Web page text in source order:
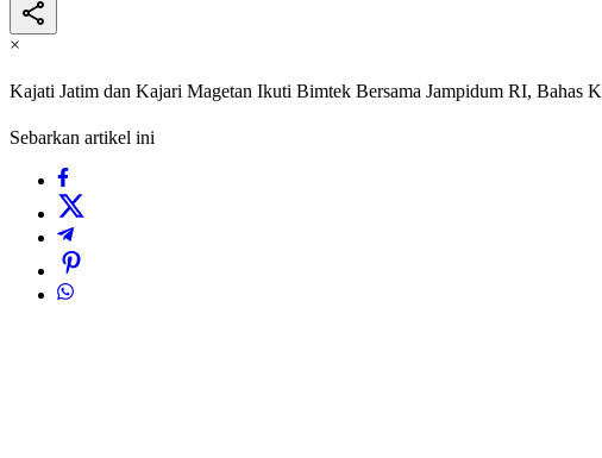
×
Kajati Jatim dan Kajari Magetan Ikuti Bimtek Bersama Jampidum RI, Bahas
Sebarkan artikel ini